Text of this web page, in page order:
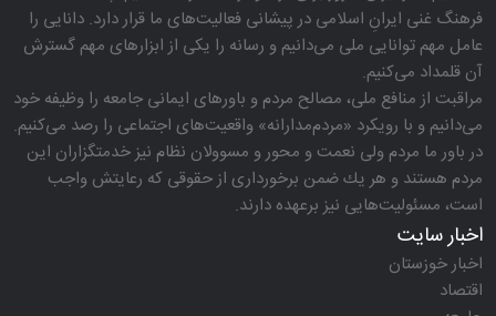
فرهنگ غنی ایرانِ اسلامی در پیشانی فعالیت‌های ما قرار دارد. دانایی را
عامل مهم توانایی ملی می‌دانیم و رسانه را یكی از ابزارهای مهم گسترش
آن قلمداد می‌كنیم.
مراقبت از منافع ملی، مصالح مردم و باورهای ایمانی جامعه را وظیفه خود
می‌دانیم و با رویكرد «مردم‌مدارانه‌» واقعیت‌های اجتماعی را رصد می‌كنیم.
در باور ما مردم ولی نعمت و محور و مسوولان نظام نیز خدمتگزاران این
مردم هستند و هر یك ضمن برخورداری از حقوقی كه رعایتش واجب
است، مسئولیت‌هایی نیز برعهده دارند.
اخبار سایت
اخبار خوزستان
اقتصاد